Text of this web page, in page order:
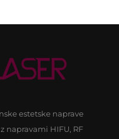
estetske naprave
napravami HIFU, RF